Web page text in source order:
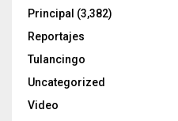
Principal (3,382)
Reportajes
Tulancingo
Uncategorized
Video